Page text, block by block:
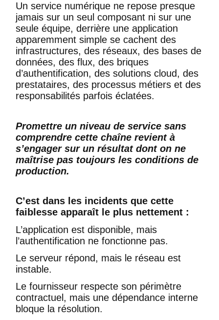
Un service numérique ne repose presque
jamais sur un seul composant ni sur une
seule équipe, derrière une application
apparemment simple se cachent des
infrastructures, des réseaux, des bases de
données, des flux, des briques
d’authentification, des solutions cloud, des
prestataires, des processus métiers et des
responsabilités parfois éclatées.
Promettre un niveau de service sans
comprendre cette chaîne revient à
s’engager sur un résultat dont on ne
maîtrise pas toujours les conditions de
production.
C’est dans les incidents que cette
faiblesse apparaît le plus nettement :
L’application est disponible, mais
l’authentification ne fonctionne pas.
Le serveur répond, mais le réseau est
instable.
Le fournisseur respecte son périmètre
contractuel, mais une dépendance interne
bloque la résolution.